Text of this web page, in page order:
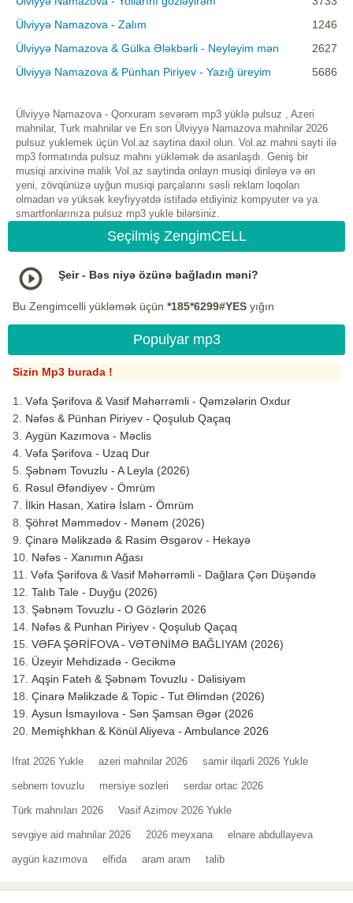
Ülviyyə Namazova - Zalım
1246
Ülviyyə Namazova & Gülka Ələkbərli - Neyləyim mən
2627
Ülviyyə Namazova & Pünhan Piriyev - Yazığ üreyim
5686
Ülviyyə Namazova - Qorxuram sevərəm mp3 yüklə pulsuz , Azeri
mahnilar, Turk mahnilar ve En son Ülviyyə Namazova mahnilar 2026
pulsuz yuklemek üçün Vol.az saytina daxil olun. Vol.az mahni sayti ilə
mp3 formatında pulsuz mahnı yükləmək də asanlaşdı. Geniş bir
musiqi arxivinə malik Vol.az saytinda onlayn musiqi dinləyə və ən
yeni, zövqünüzə uyğun musiqi parçalarını səsli reklam loqoları
olmadan və yüksək keyfiyyətdə istifadə etdiyiniz kompyuter və ya
smartfonlarınıza pulsuz mp3 yukle bilərsiniz.
Seçilmiş ZengimCELL
Şeir - Bəs niyə özünə bağladın məni?
Bu Zengimcelli yükləmək üçün *185*6299#YES yığın
Populyar mp3
Sizin Mp3 burada !
Vəfa Şərifova & Vasif Məhərrəmli - Qəmzələrin Oxdur
Nəfəs & Pünhan Piriyev - Qoşulub Qaçaq
Aygün Kazımova - Məclis
Vəfa Şərifova - Uzaq Dur
Şəbnəm Tovuzlu - A Leyla (2026)
Rəsul Əfəndiyev - Ömrüm
İlkin Hasan, Xatirə İslam - Ömrüm
Şöhrət Məmmədov - Mənəm (2026)
Çinarə Məlikzadə & Rasim Əsgərov - Hekayə
Nəfəs - Xanımın Ağası
Vəfa Şərifova & Vasif Məhərrəmli - Dağlara Çən Düşəndə
Talıb Tale - Duyğu (2026)
Şəbnəm Tovuzlu - O Gözlərin 2026
Nəfəs & Punhan Piriyev - Qoşulub Qaçaq
VƏFA ŞƏRİFOVA - VƏTƏNİMƏ BAĞLIYAM (2026)
Üzeyir Mehdizadə - Gecikmə
Aqşin Fateh & Şəbnəm Tovuzlu - Dəlisiyəm
Çinarə Məlikzade & Topic - Tut Əlimdən (2026)
Aysun İsmayılova - Sən Şamsan Əgər (2026
Memişhkhan & Könül Aliyeva - Ambulance 2026
Ifrat 2026 Yukle azeri mahnilar 2026 samir ilqarli 2026 Yukle
sebnem tovuzlu mersiye sozleri serdar ortac 2026
Türk mahnıları 2026 Vasif Azimov 2026 Yukle
sevgiye aid mahnilar 2026 2026 meyxana elnare abdullayeva
aygün kazımova elfida aram aram talib